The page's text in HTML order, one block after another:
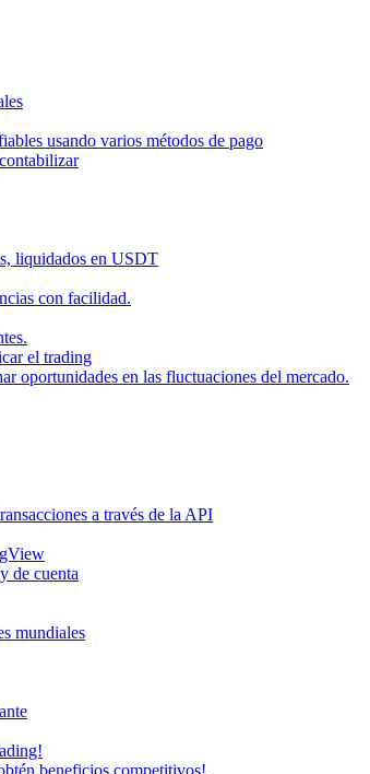
usando varios métodos de pago
liquidados en USDT
con facilidad.
el trading
oportunidades en las fluctuaciones del mercado.
a través de la API
de cuenta
mundiales
beneficios competitivos!